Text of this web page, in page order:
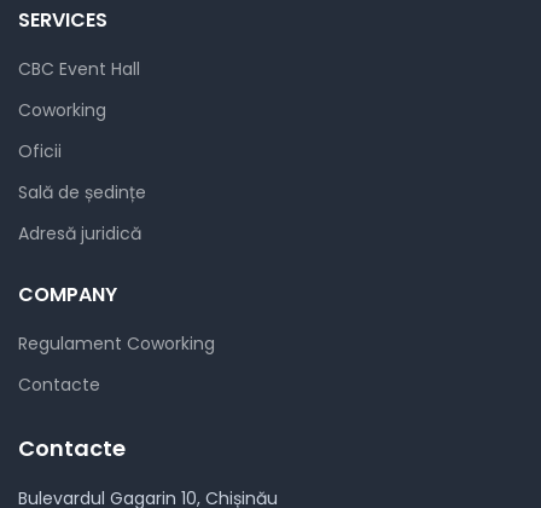
SERVICES
CBC Event Hall
Coworking
Oficii
Sală de ședințe
Adresă juridică
COMPANY
Regulament Coworking
Contacte
Contacte
Bulevardul Gagarin 10, Chișinău